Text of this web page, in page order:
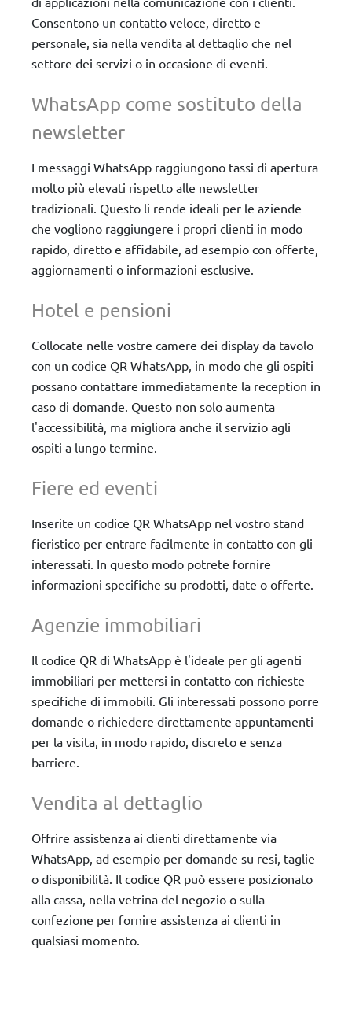
Consentono un contatto veloce, diretto e
personale, sia nella vendita al dettaglio che nel
settore dei servizi o in occasione di eventi.
WhatsApp come sostituto della
newsletter
I messaggi WhatsApp raggiungono tassi di apertura
molto più elevati rispetto alle newsletter
tradizionali. Questo li rende ideali per le aziende
che vogliono raggiungere i propri clienti in modo
rapido, diretto e affidabile, ad esempio con offerte,
aggiornamenti o informazioni esclusive.
Hotel e pensioni
Collocate nelle vostre camere dei display da tavolo
con un codice QR WhatsApp, in modo che gli ospiti
possano contattare immediatamente la reception in
caso di domande. Questo non solo aumenta
l'accessibilità, ma migliora anche il servizio agli
ospiti a lungo termine.
Fiere ed eventi
Inserite un codice QR WhatsApp nel vostro stand
fieristico per entrare facilmente in contatto con gli
interessati. In questo modo potrete fornire
informazioni specifiche su prodotti, date o offerte.
Agenzie immobiliari
Il codice QR di WhatsApp è l'ideale per gli agenti
immobiliari per mettersi in contatto con richieste
specifiche di immobili. Gli interessati possono porre
domande o richiedere direttamente appuntamenti
per la visita, in modo rapido, discreto e senza
barriere.
Vendita al dettaglio
Offrire assistenza ai clienti direttamente via
WhatsApp, ad esempio per domande su resi, taglie
o disponibilità. Il codice QR può essere posizionato
alla cassa, nella vetrina del negozio o sulla
confezione per fornire assistenza ai clienti in
qualsiasi momento.